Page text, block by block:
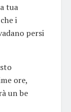
tua
i
persi
ore,
un be